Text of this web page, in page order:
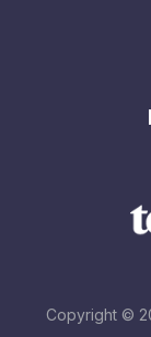
Copyright ©